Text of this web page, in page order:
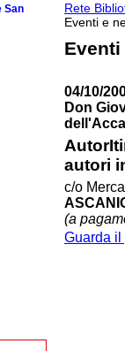
Rete
Eventi e
Eventi
04/10/
Don
autori
c/o
(a
Guarda il
San